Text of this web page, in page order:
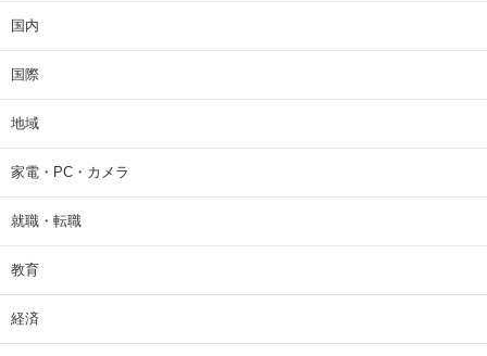
国内
国際
地域
家電・PC・カメラ
就職・転職
教育
経済